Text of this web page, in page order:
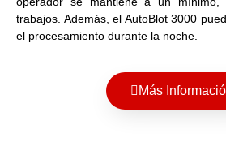
trabajos. Además, el AutoBlot 3000
el procesamiento durante la noche.
Más